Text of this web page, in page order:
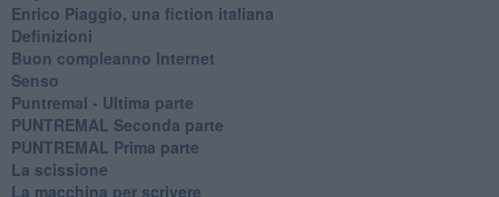
​Enrico Piaggio, una fiction italiana
Definizioni
​Buon compleanno Internet
Senso
Puntremal - Ultima parte
PUNTREMAL Seconda parte
​PUNTREMAL Prima parte
La scissione
La macchina per scrivere